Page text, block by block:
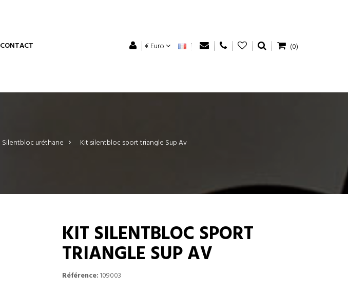
CONTACT € Euro (0)
Silentbloc uréthane > Kit silentbloc sport triangle Sup Av
KIT SILENTBLOC SPORT
TRIANGLE SUP AV
Référence:109003